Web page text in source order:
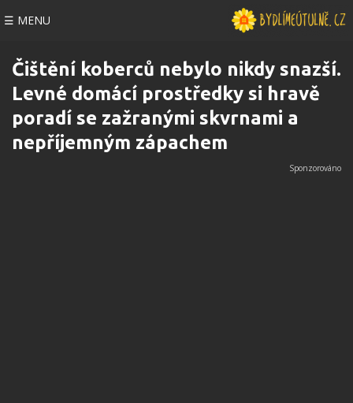
☰ MENU
Čištění koberců nebylo nikdy snazší.
Levné domácí prostředky si hravě
poradí se zažranými skvrnami a
nepříjemným zápachem